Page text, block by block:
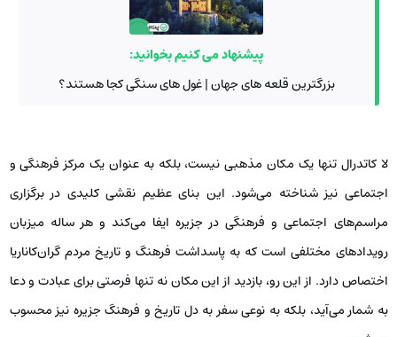
پیشنهاد می کنیم بخوانید:
بزرگترین قلعه های جهان | غول های سنگی کجا هستند؟
لا کاتدرال تنها یک مکان مذهبی نیست، بلکه به عنوان یک مرکز فرهنگی و
اجتماعی نیز شناخته می‌شود. این بنای عظیم نقشی کلیدی در برگزاری
مراسم‌های اجتماعی و فرهنگی در جزیره ایفا می‌کند و هر ساله میزبان
رویدادهای مختلفی است که به پاسداشت فرهنگ و تاریخ مردم گران‌کاناریا
اختصاص دارد. از این رو، بازدید از این مکان نه تنها فرصتی برای عبادت و دعا
به شمار می‌آید، بلکه به نوعی سفر به دل تاریخ و فرهنگ جزیره نیز محسوب